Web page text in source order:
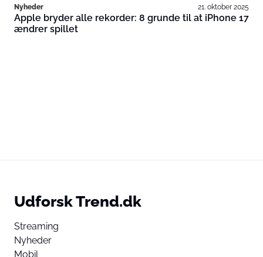
Nyheder 21. oktober 2025
Apple bryder alle rekorder: 8 grunde til at iPhone 17
ændrer spillet
Udforsk Trend.dk
Streaming
Nyheder
Mobil